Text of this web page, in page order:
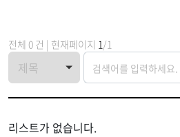
전체 0 건 | 현재페이지 1/1
리스트가 없습니다.